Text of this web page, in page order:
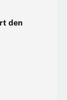
den